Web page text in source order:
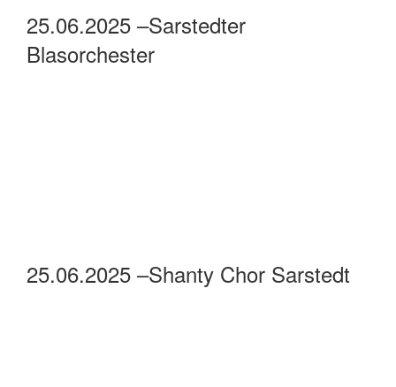
25.06.2025 –Sarstedter
Blasorchester
25.06.2025 –Shanty Chor Sarstedt